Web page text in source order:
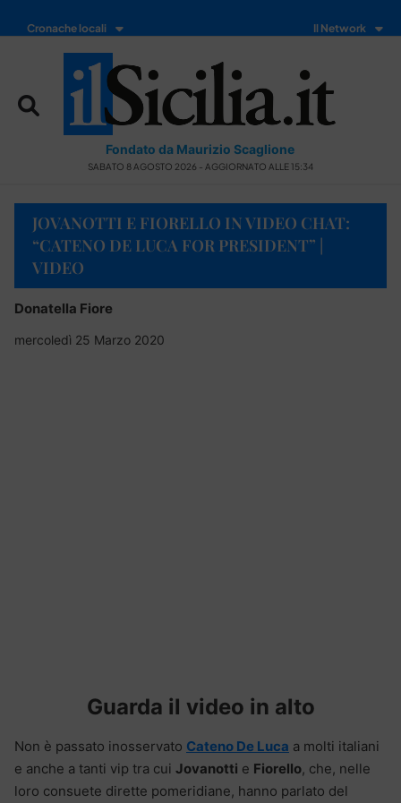
Cronache locali Il Network
Fondato da Maurizio Scaglione
SABATO 8 AGOSTO 2026 - AGGIORNATO ALLE 15:34
JOVANOTTI E FIORELLO IN VIDEO CHAT:
“CATENO DE LUCA FOR PRESIDENT” |
VIDEO
Donatella Fiore
mercoledì 25 Marzo 2020
Guarda il video in alto
Non è passato inosservato Cateno De Luca a molti italiani
e anche a tanti vip tra cui Jovanotti e Fiorello, che, nelle
loro consuete dirette pomeridiane, hanno parlato del